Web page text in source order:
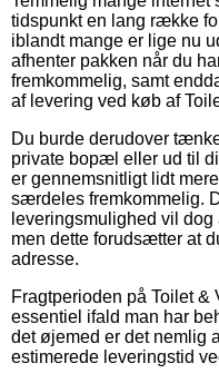
tidspunkt en lang række
iblandt mange er lige nu
afhenter pakken når du
fremkommelig, samt
af levering ved køb af
Du burde derudover
private bopæl eller ud til
er gennemsnitligt lidt
særdeles fremkommelig.
leveringsmulighed vil
men dette forudsætter at
adresse.
Fragtperioden på Toilet
essentiel ifald man har
det øjemed er det nemlig
estimerede leveringstid